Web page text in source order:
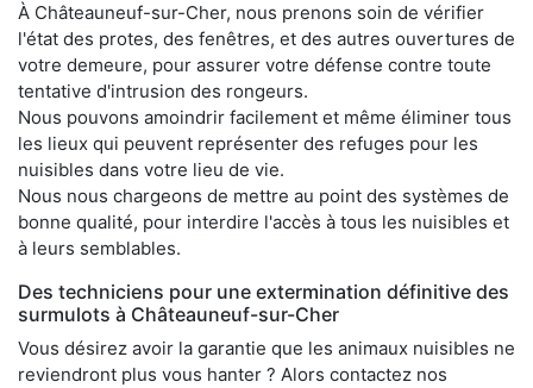
À Châteauneuf-sur-Cher, nous prenons soin de vérifier
l'état des protes, des fenêtres, et des autres ouvertures de
votre demeure, pour assurer votre défense contre toute
tentative d'intrusion des rongeurs.
Nous pouvons amoindrir facilement et même éliminer tous
les lieux qui peuvent représenter des refuges pour les
nuisibles dans votre lieu de vie.
Nous nous chargeons de mettre au point des systèmes de
bonne qualité, pour interdire l'accès à tous les nuisibles et
à leurs semblables.
Des techniciens pour une extermination définitive des
surmulots à Châteauneuf-sur-Cher
Vous désirez avoir la garantie que les animaux nuisibles ne
reviendront plus vous hanter ? Alors contactez nos